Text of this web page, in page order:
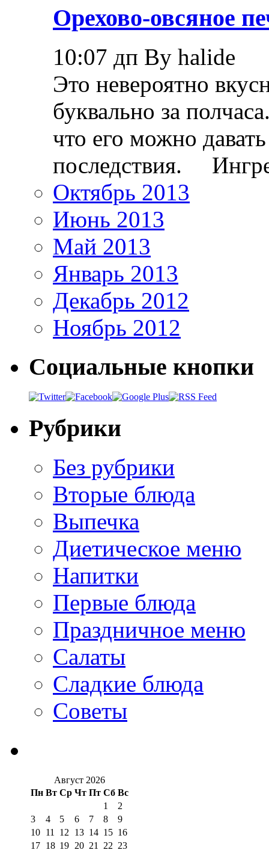
Орехово-овсяное
10:07 дп By halide
Это невероятно
буквально за
что его можно
последствия.
Октябрь 2013
Июнь 2013
Май 2013
Январь 2013
Декабрь 2012
Ноябрь 2012
Социальные кнопки
Рубрики
Без рубрики
Вторые блюда
Выпечка
Диетическое меню
Напитки
Первые блюда
Праздничное меню
Салаты
Сладкие блюда
Советы
Август 2026
Пн Вт Ср Чт Пт Сб Вс
1
2
3
4 5 6 7 8
9
10 11 12 13 14 15 16
17 18 19 20 21 22 23